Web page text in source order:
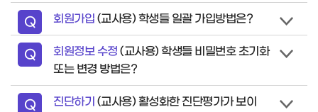
Q질
문
회원가입 (교사용) 학생들 일괄 가입방법은?
Q질
회원정보 수정 (교사용) 학생들 비밀번호 초기화
또는 변경 방법은?
Q질
진단하기 (교사용) 활성화한 진단평가가 보이